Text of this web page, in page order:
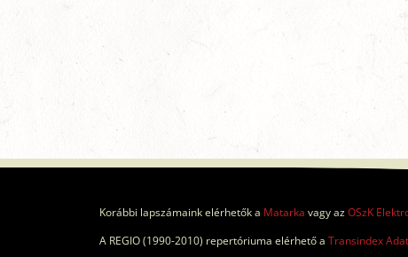
Korábbi lapszámaink elérhetők a Matarka vagy azOSzK
A REGIO (1990-2010) repertóriuma elérhető a Transindex